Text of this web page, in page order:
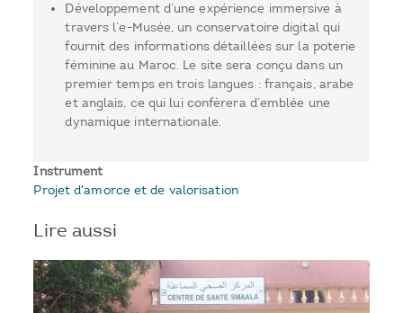
Développement d’une expérience immersive à
travers l’e-Musée, un conservatoire digital qui
fournit des informations détaillées sur la poterie
féminine au Maroc. Le site sera conçu dans un
premier temps en trois langues : français, arabe
et anglais, ce qui lui confèrera d’emblée une
dynamique internationale.
Instrument
Projet d'amorce et de valorisation
Lire aussi